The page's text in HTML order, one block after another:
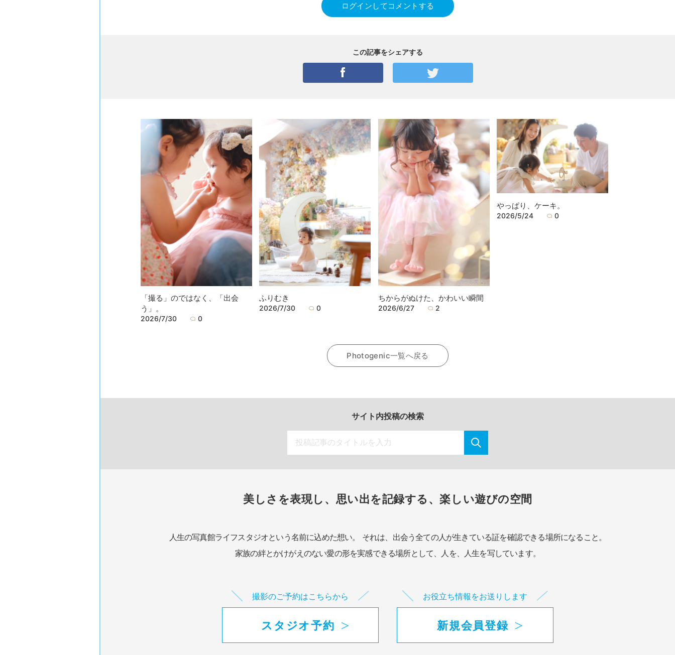
ログインしてコメントする
この記事をシェアする
「撮る」のではなく、「出会
う」。
2026/7/30 0
ふりむき
2026/7/30 0
ちからがぬけた、かわいい瞬間
2026/6/27 2
やっぱり、ケーキ。
2026/5/24 0
Photogenic一覧へ戻る
サイト内投稿の検索
美しさを表現し、思い出を記録する、楽しい遊びの空間
人生の写真館ライフスタジオという名前に込めた想い。
それは、出会う全ての人が生きている証を確認できる場所になること。
家族の絆とかけがえのない愛の形を実感できる場所として、 人を、人生を写しています。
撮影のご予約はこちらから
スタジオ予約
お役立ち情報をお送りします
新規会員登録